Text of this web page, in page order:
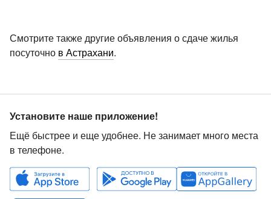
Смотрите также другие объявления о сдаче жилья
посуточно в Астрахани.
Установите наше приложение!
Ещё быстрее и еще удобнее. Не занимает много места
в телефоне.